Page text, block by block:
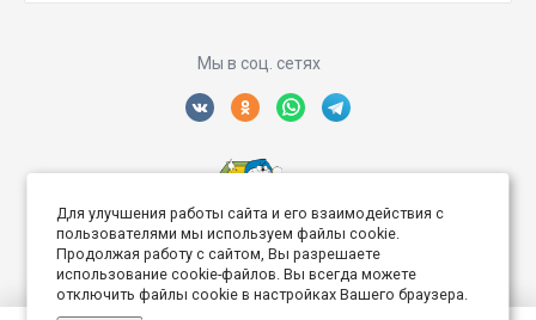
Мы в соц. сетях
Создание интернет сайта
Для улучшения работы сайта и его взаимодействия с
пользователями мы используем файлы cookie.
Продолжая работу с сайтом, Вы разрешаете
использование cookie-файлов. Вы всегда можете
отключить файлы cookie в настройках Вашего браузера.